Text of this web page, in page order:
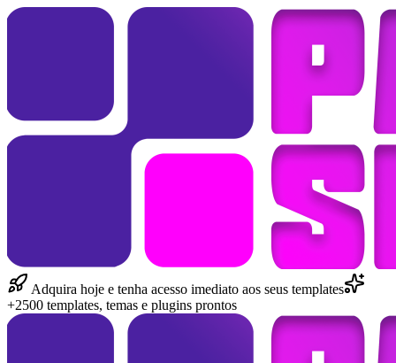
Adquira hoje e tenha acesso imediato aos seus templates
+2500 templates, temas e plugins prontos